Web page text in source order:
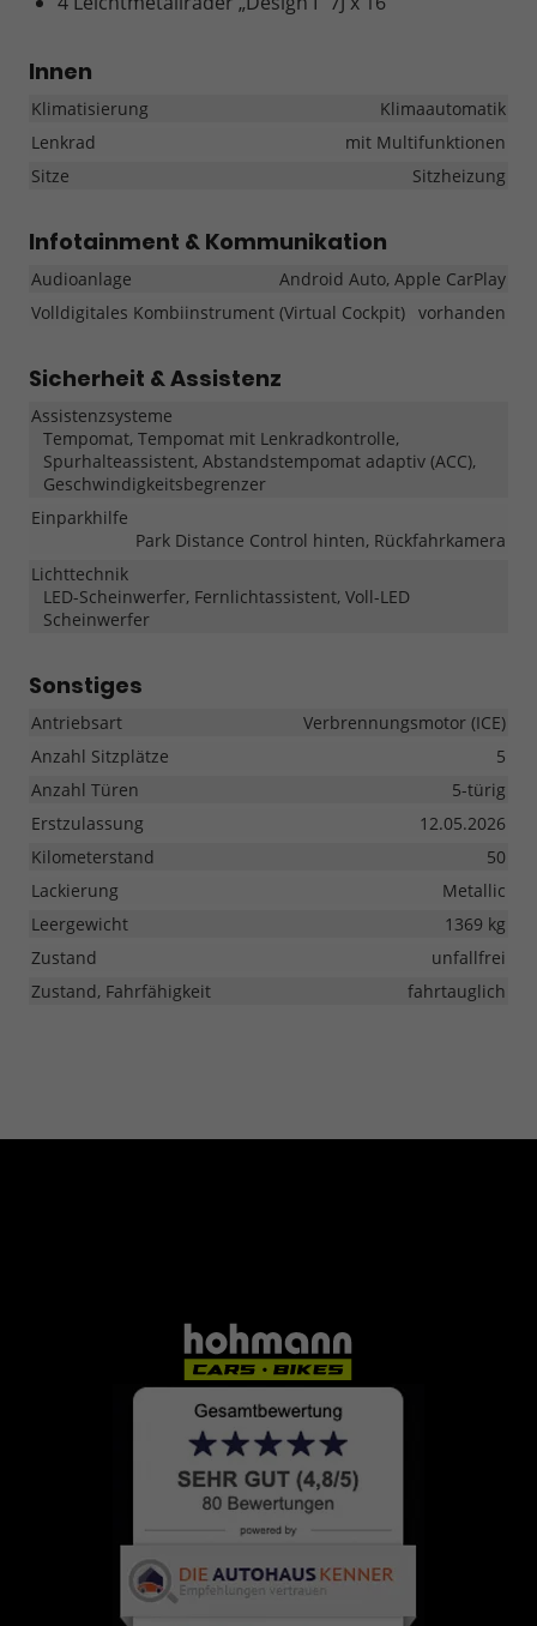
Innen
Klimatisierung
Klimaautomatik
Lenkrad
mit Multifunktionen
Sitze
Sitzheizung
Infotainment & Kommunikation
Audioanlage
Android Auto, Apple CarPlay
Volldigitales Kombiinstrument (Virtual Cockpit) vorhanden
Sicherheit & Assistenz
Assistenzsysteme
Tempomat, Tempomat mit Lenkradkontrolle,
Spurhalteassistent, Abstandstempomat adaptiv (ACC),
Geschwindigkeitsbegrenzer
Einparkhilfe
Park Distance Control hinten, Rückfahrkamera
Lichttechnik
LED-Scheinwerfer, Fernlichtassistent, Voll-LED
Scheinwerfer
Sonstiges
Antriebsart
Verbrennungsmotor (ICE)
Anzahl Sitzplätze
5
Anzahl Türen
5-türig
Erstzulassung
12.05.2026
Kilometerstand
50
Lackierung
Metallic
Leergewicht
1369 kg
Zustand
unfallfrei
Zustand, Fahrfähigkeit
fahrtauglich